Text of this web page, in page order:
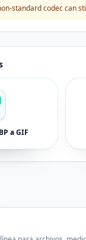
standard codec can
a GIF